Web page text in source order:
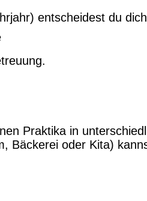
entscheidest du
Praktika in
Bäckerei oder Kita)